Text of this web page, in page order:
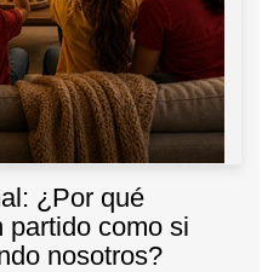
¿Por qué
partido como si
nosotros?